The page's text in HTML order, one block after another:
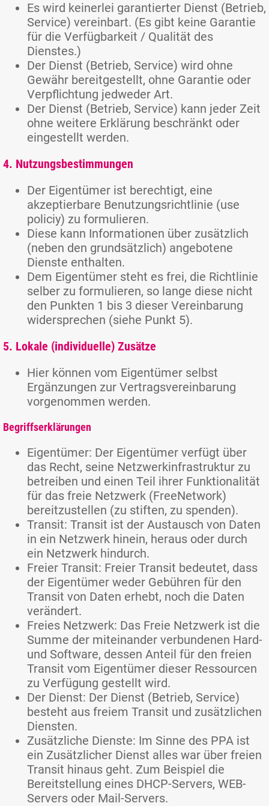
Es wird keinerlei garantierter Dienst (Betrieb,
Service) vereinbart. (Es gibt keine Garantie
für die Verfügbarkeit / Qualität des
Dienstes.)
Der Dienst (Betrieb, Service) wird ohne
Gewähr bereitgestellt, ohne Garantie oder
Verpflichtung jedweder Art.
Der Dienst (Betrieb, Service) kann jeder Zeit
ohne weitere Erklärung beschränkt oder
eingestellt werden.
4. Nutzungsbestimmungen
Der Eigentümer ist berechtigt, eine
akzeptierbare Benutzungsrichtlinie (use
policiy) zu formulieren.
Diese kann Informationen über zusätzlich
(neben den grundsätzlich) angebotene
Dienste enthalten.
Dem Eigentümer steht es frei, die Richtlinie
selber zu formulieren, so lange diese nicht
den Punkten 1 bis 3 dieser Vereinbarung
widersprechen (siehe Punkt 5).
5. Lokale (individuelle) Zusätze
Hier können vom Eigentümer selbst
Ergänzungen zur Vertragsvereinbarung
vorgenommen werden.
Begriffserklärungen
Eigentümer: Der Eigentümer verfügt über
das Recht, seine Netzwerkinfrastruktur zu
betreiben und einen Teil ihrer Funktionalität
für das freie Netzwerk (FreeNetwork)
bereitzustellen (zu stiften, zu spenden).
Transit: Transit ist der Austausch von Daten
in ein Netzwerk hinein, heraus oder durch
ein Netzwerk hindurch.
Freier Transit: Freier Transit bedeutet, dass
der Eigentümer weder Gebühren für den
Transit von Daten erhebt, noch die Daten
verändert.
Freies Netzwerk: Das Freie Netzwerk ist die
Summe der miteinander verbundenen Hard-
und Software, dessen Anteil für den freien
Transit vom Eigentümer dieser Ressourcen
zu Verfügung gestellt wird.
Der Dienst: Der Dienst (Betrieb, Service)
besteht aus freiem Transit und zusätzlichen
Diensten.
Zusätzliche Dienste: Im Sinne des PPA ist
ein Zusätzlicher Dienst alles war über freien
Transit hinaus geht. Zum Beispiel die
Bereitstellung eines DHCP-Servers, WEB-
Servers oder Mail-Servers.